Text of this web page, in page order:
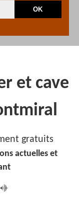
et cave
gratuits
actuelles et